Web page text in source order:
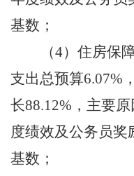
基数 ；
（4）住房保
支出总预算6.07%，
长88.12%，主要原
度绩效及公务员奖
基数 ；